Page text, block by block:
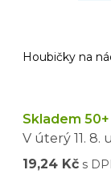
Houbičky na
Skladem
V úterý 11. 8.
19,24 Kč s